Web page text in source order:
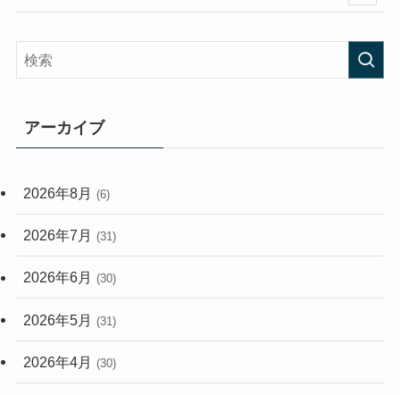
(33)
(248)
アーカイブ
2026年8月 (6)
2026年7月 (31)
2026年6月 (30)
2026年5月 (31)
2026年4月 (30)